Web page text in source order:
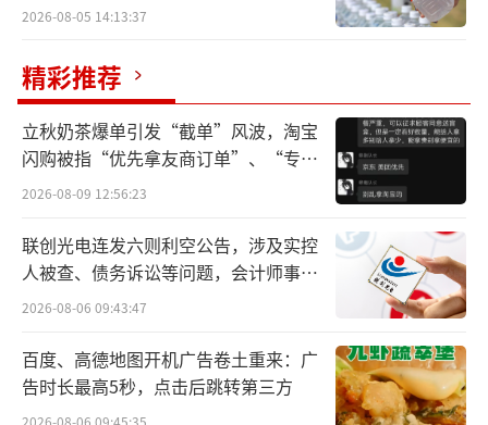
无独有偶。
5月21日，有媒体爆出，以“宠物友好”为
多年特色标签的四川乐山世豪商场，低调下线
了“宠物友好”模式，在商场各入口张贴
2026-08-05 14:13:37
精彩推荐
立秋奶茶爆单引发“截单”风波，淘宝
闪购被指“优先拿友商订单”、“专挑
贵的拿”
2026-08-09 12:56:23
联创光电连发六则利空公告，涉及实控
人被查、债务诉讼等问题，会计师事务
所曾出具“保留意见”
2026-08-06 09:43:47
百度、高德地图开机广告卷土重来：广
告时长最高5秒，点击后跳转第三方
2026-08-06 09:45:35